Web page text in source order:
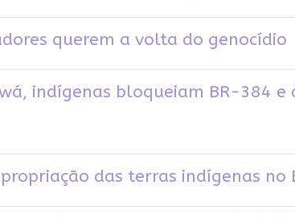
querem a volta do genocídio
indígenas bloqueiam BR-384 e
das terras indígenas no